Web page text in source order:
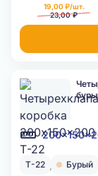
19,00 ₽/шт.
23,00 ₽
Т-22 Бурый